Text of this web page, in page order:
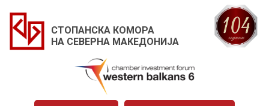
СТОПАНСКА КОМОРА
НА СЕВЕРНА МАКЕДОНИЈА